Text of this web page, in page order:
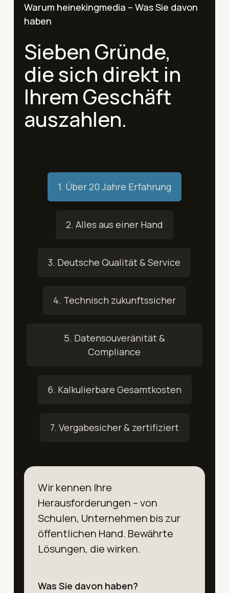
Warum heinekingmedia – Was Sie davon
haben
Sieben Gründe,
die sich direkt in
Ihrem Geschäft
auszahlen.
1. Über 20 Jahre Erfahrung
2. Alles aus einer Hand
3. Deutsche Qualität & Service
4. Technisch zukunftssicher
5. Datensouveränität &
Compliance
6. Kalkulierbare Gesamtkosten
7. Vergabesicher & zertifiziert
Wir kennen Ihre
Herausforderungen – von
Schulen, Unternehmen bis zur
öffentlichen Hand. Bewährte
Lösungen, die wirken.
Was Sie davon haben?